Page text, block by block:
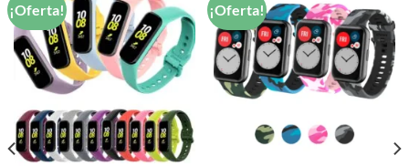
¡Oferta!
Añadir
a la
lista de
deseos
¡Oferta!
Añadir
a la
lista de
deseos